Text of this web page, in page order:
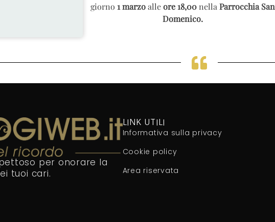
giorno 1 marzoalleore 18,00nella Parrocchia San
Domenico.
per onorare la
tuoi cari.
LINK UTILI
Informativa sulla privacy
Cookie policy
Area riservata